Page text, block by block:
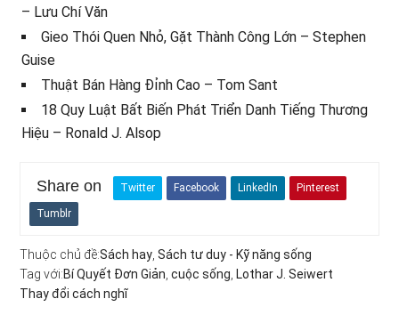
– Lưu Chí Văn
Gieo Thói Quen Nhỏ, Gặt Thành Công Lớn – Stephen
Guise
Thuật Bán Hàng Đỉnh Cao – Tom Sant
18 Quy Luật Bất Biến Phát Triển Danh Tiếng Thương
Hiệu – Ronald J. Alsop
Share on Twitter Facebook LinkedIn Pinterest
Tumblr
Thuộc chủ đề:Sách hay ,Sách tư duy - Kỹ năng sống
Tag với:Bí Quyết Đơn Giản ,cuộc sống Lothar J. Seiwert
Thay đổi cách nghĩ